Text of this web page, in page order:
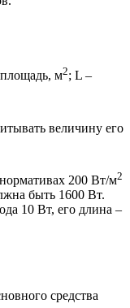
площадь, м2; L –
величину его
200 Вт/м2
быть 1600 Вт.
10 Вт, его длина –
средства